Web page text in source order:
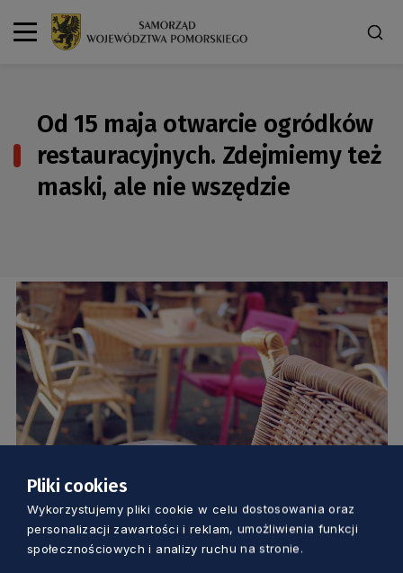
Od 15 maja otwarcie ogródków
restauracyjnych. Zdejmiemy też
maski, ale nie wszędzie
ZDROWIE
Od 15 maja otwarcie ogródków
Pliki cookies
Wykorzystujemy pliki cookie w celu dostosowania oraz
personalizacji zawartości i reklam, umożliwienia funkcji
społecznościowych i analizy ruchu na stronie.